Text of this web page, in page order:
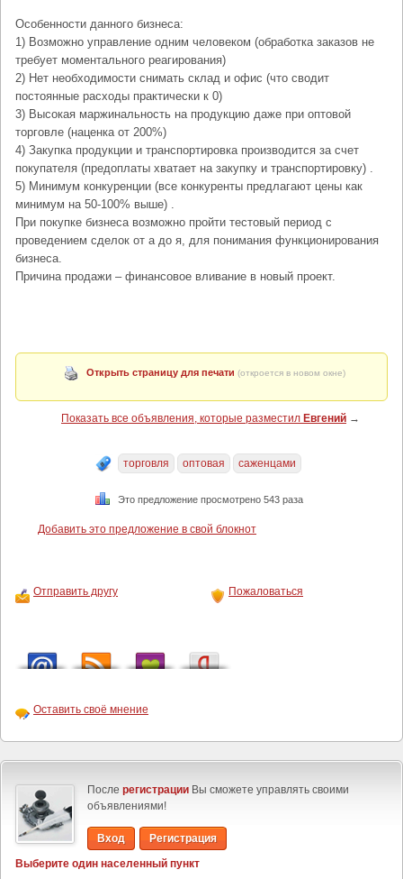
Особенности данного бизнеса:
1) Возможно управление одним человеком (обработка заказов не
требует моментального реагирования)
2) Нет необходимости снимать склад и офис (что сводит
постоянные расходы практически к 0)
3) Высокая маржинальность на продукцию даже при оптовой
торговле (наценка от 200%)
4) Закупка продукции и транспортировка производится за счет
покупателя (предоплаты хватает на закупку и транспортировку) .
5) Минимум конкуренции (все конкуренты предлагают цены как
минимум на 50-100% выше) .
При покупке бизнеса возможно пройти тестовый период с
проведением сделок от а до я, для понимания функционирования
бизнеса.
Причина продажи – финансовое вливание в новый проект.
Открыть страницу для печати (откроется в новом окне)
Показать все объявления, которые разместил Евгений →
торговля оптовая саженцами
Это предложение просмотрено 543 раза
Добавить это предложение в свой блокнот
Отправить другу Пожаловаться
Оставить своё мнение
После регистрации Вы сможете управлять своими
объявлениями!
Вход
Регистрация
Выберите один населенный пункт